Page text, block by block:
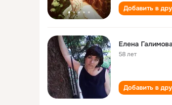
Добавить в
Елена Галимова
58 лет
Добавить в